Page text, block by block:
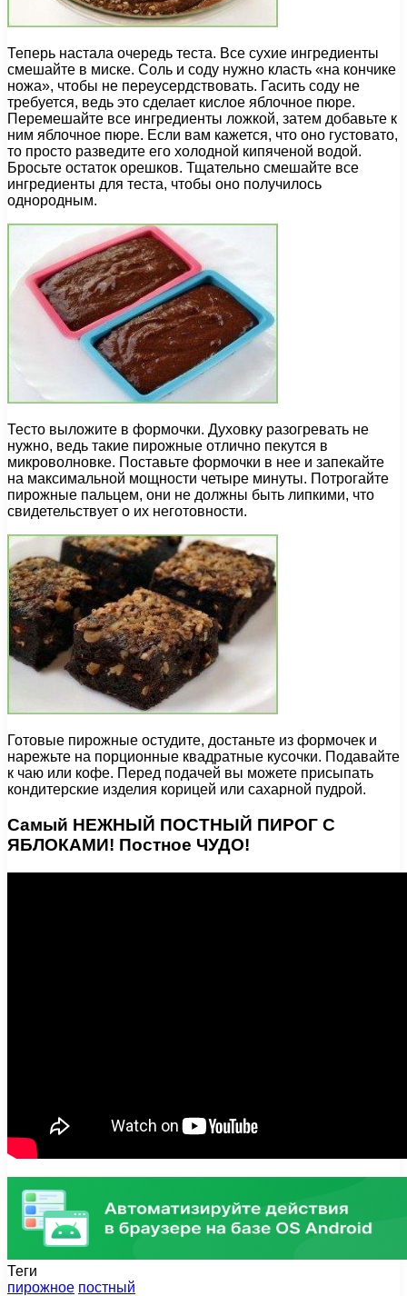
Теперь настала очередь теста. Все сухие ингредиенты
смешайте в миске. Соль и соду нужно класть «на кончике
ножа», чтобы не переусердствовать. Гасить соду не
требуется, ведь это сделает кислое яблочное пюре.
Перемешайте все ингредиенты ложкой, затем добавьте к
ним яблочное пюре. Если вам кажется, что оно густовато,
то просто разведите его холодной кипяченой водой.
Бросьте остаток орешков. Тщательно смешайте все
ингредиенты для теста, чтобы оно получилось
однородным.
Тесто выложите в формочки. Духовку разогревать не
нужно, ведь такие пирожные отлично пекутся в
микроволновке. Поставьте формочки в нее и запекайте
на максимальной мощности четыре минуты. Потрогайте
пирожные пальцем, они не должны быть липкими, что
свидетельствует о их неготовности.
Готовые пирожные остудите, достаньте из формочек и
нарежьте на порционные квадратные кусочки. Подавайте
к чаю или кофе. Перед подачей вы можете присыпать
кондитерские изделия корицей или сахарной пудрой.
Самый НЕЖНЫЙ ПОСТНЫЙ ПИРОГ С
ЯБЛОКАМИ! Постное ЧУДО!
Теги
пирожное постный